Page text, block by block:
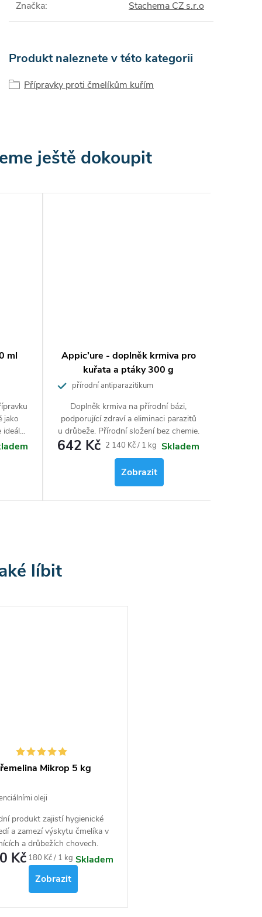
Značka: Stachema CZ s.r.o
Produkt naleznete v této kategorii
Přípravky proti čmelíkům kuřím
ještě dokoupit
ml
jako
ideální
Appic’ure - doplněk krmiva pro
kuřata a ptáky 300 g
přírodní antiparazitikum
Doplněk krmiva na přírodní bázi,
podporující zdraví a eliminaci parazitů
u drůbeže. Přírodní složení bez chemie.
642 Kč Měrná
cena:
2 140 Kč / 1 kg Skladem
Zobrazit
Mikrop 5 kg
oleji
produkt zajistí hygienické
a zamezí výskytu čmelíka v
a drůbežích chovech.
Kč Měrná
180 Kč / 1 kg Skladem
Zobrazit